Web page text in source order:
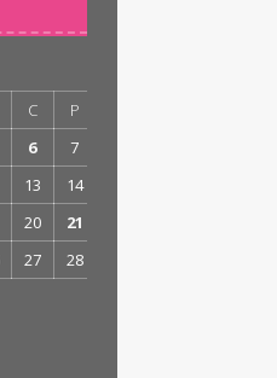
C
P
6
7
13
14
20
21
27
28